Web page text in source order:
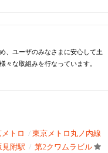
、ユーザのみなさまに安心して土
々な取組みを行なっています。
トロ
東京メトロ丸ノ内線
見附駅
第2クワムラビル